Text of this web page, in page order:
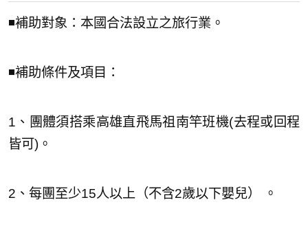
◾️補助對象：本國合法設立之旅行業。
◾️補助條件及項目：
1、團體須搭乘高雄直飛馬祖南竿班機(去程或回程
皆可)。
2、每團至少15人以上（不含2歲以下嬰兒） 。